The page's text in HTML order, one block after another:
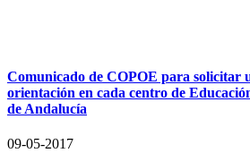
Comunicado de COPOE para solicitar
orientación en cada centro de
de Andalucía
09-05-2017